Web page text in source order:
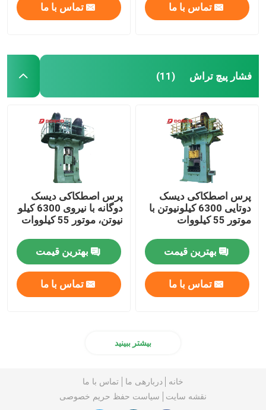
تماس با ما تماس با ما
فشار پیچ تراش (11)
پرس اصطکاکی دیسک
دوتایی 6300 کیلونیوتن با
موتور 55 کیلووات
بهترین قیمت
تماس با ما
پرس اصطکاکی دیسک
دوگانه با نیروی 6300 کیلو
نیوتن، موتور 55 کیلووات
بهترین قیمت
تماس با ما
بیشتر ببینید
خانه دربارهی ما
تماس با ما
نقشه سایت
سیاست حفظ حریم خصوصی